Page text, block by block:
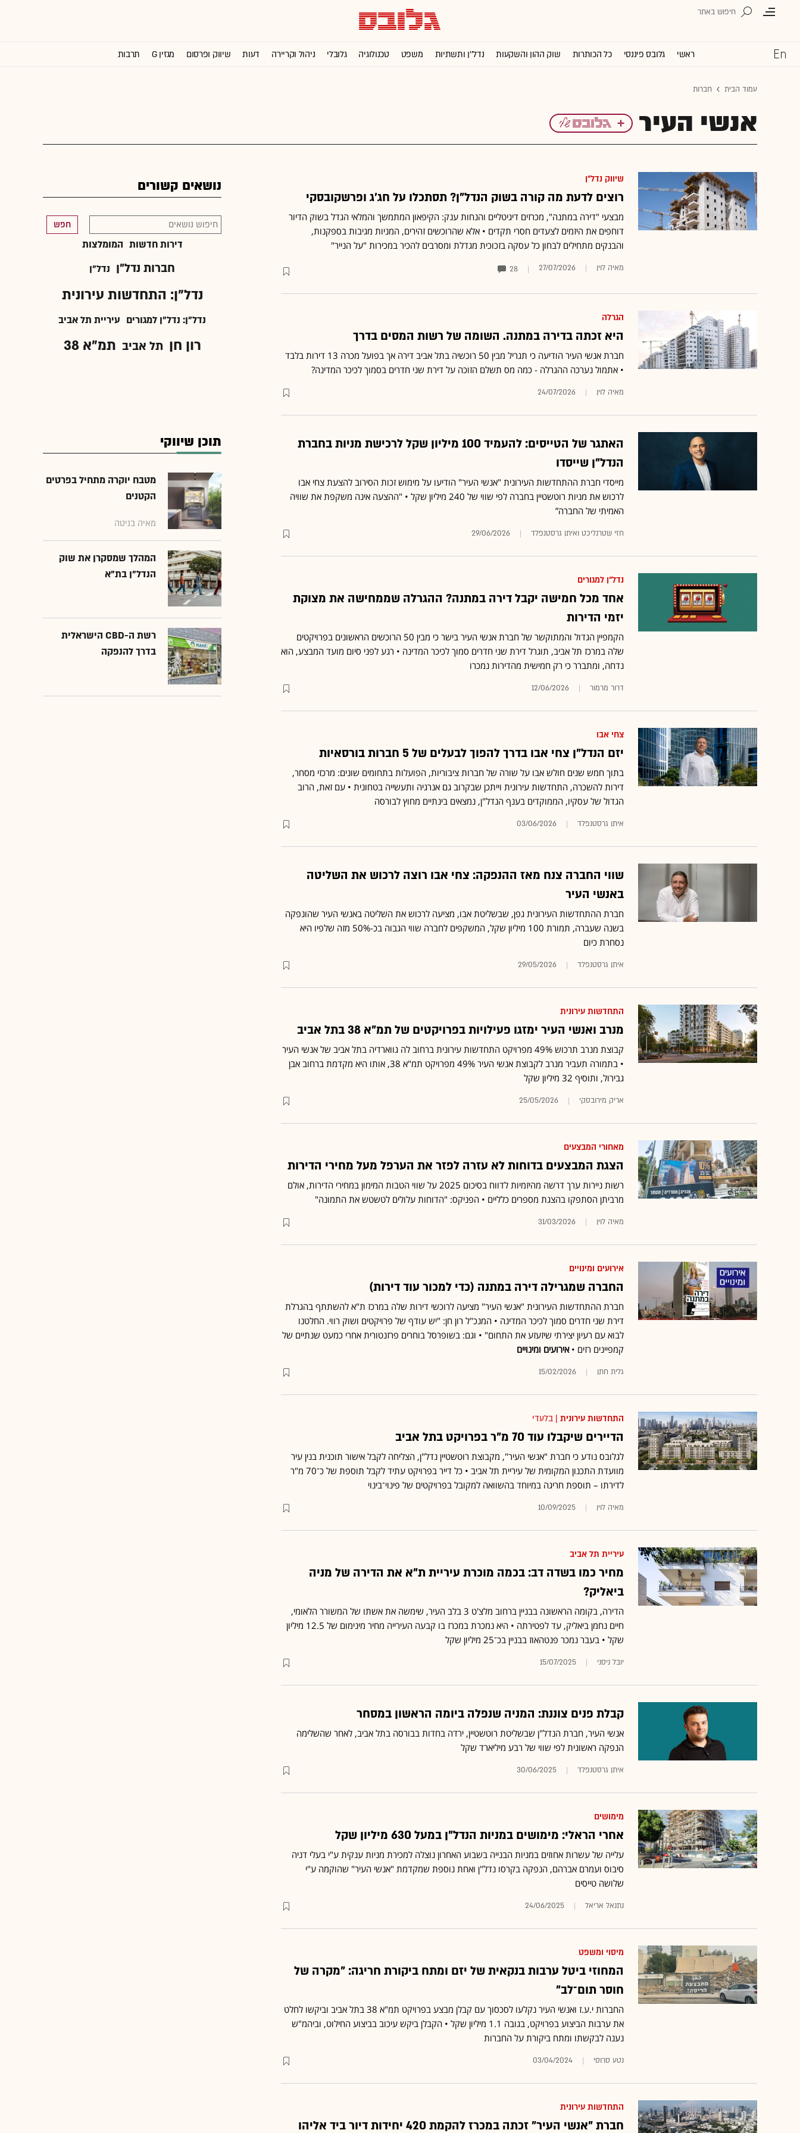
ראשי גלובס פיננסי כל הכותרות שוק ההון והשקעות נדל''ן ותשתיות משפט טכנולוגיה גלובלי ניהול וקריירה דעות שיווק ופרסום מגזין G תרבות
עמוד הבית חברות
אנשי העיר
שיווק נדל"ן
רוצים לדעת מה קורה בשוק הנדל"ן? תסתכלו על חג׳ג ופרשקובסקי
מבצעי "דירה במתנה", מכרזים דיגיטליים והנחות ענק: הקיפאון המתמשך והמלאי הגדל בשוק הדיור
דוחפים את היזמים לצעדים חסרי תקדים • אלא שהרוכשים זהירים, המניות מגיבות בספקנות,
והבנקים מתחילים לבחון כל עסקה בזכוכית מגדלת ומסרבים להכיר במכירות "על הנייר"
מאיה לוין 27/07/2026
28
הגרלה
היא זכתה בדירה במתנה. השומה של רשות המסים בדרך
חברת אנשי העיר הודיעה כי תגריל מבין 50 רוכשיה בתל אביב דירה אך בפועל מכרה 13 דירות בלבד
• אתמול נערכה ההגרלה - כמה מס תשלם הזוכה על דירת שני חדרים בסמוך לכיכר המדינה?
מאיה לוין 24/07/2026
האתגר של הטייסים: להעמיד 100 מיליון שקל לרכישת מניות בחברת
הנדל"ן שייסדו
מייסדי חברת ההתחדשות העירונית "אנשי העיר" הודיעו על מימוש זכות הסירוב להצעת צחי אבו
לרכוש את מניות רוטשטיין בחברה לפי שווי של 240 מיליון שקל • "ההצעה אינה משקפת את שוויה
האמיתי של החברה”
חזי שטרנליכט ואיתן גרסטנפלד 29/06/2026
נדל"ן למגורים
אחד מכל חמישה יקבל דירה במתנה? ההגרלה שממחישה את מצוקת
יזמי הדירות
הקמפיין הגדול והמתוקשר של חברת אנשי העיר בישר כי מבין 50 הרוכשים הראשונים בפרויקטים
שלה במרכז תל אביב, תוגרל דירת שני חדרים סמוך לכיכר המדינה • רגע לפני סיום מועד המבצע, הוא
נדחה, ומתברר כי רק חמישית מהדירות נמכרו
דרור מרמור 12/06/2026
צחי אבו
יזם הנדל"ן צחי אבו בדרך להפוך לבעלים של 5 חברות בורסאיות
בתוך חמש שנים חולש אבו על שורה של חברות ציבוריות, הפועלות בתחומים שונים: מרכזי מסחר,
דירות להשכרה, התחדשות עירונית וייתכן שבקרוב גם אנרגיה ותעשייה בטחונית • עם זאת, הרוב
הגדול של עסקיו, הממוקדים בענף הנדל"ן, נמצאים בינתיים מחוץ לבורסה
איתן גרסטנפלד 03/06/2026
שווי החברה צנח מאז ההנפקה: צחי אבו רוצה לרכוש את השליטה
באנשי העיר
חברת ההתחדשות העירונית גפן, שבשליטת אבו, מציעה לרכוש את השליטה באנשי העיר שהונפקה
בשנה שעברה, תמורת 100 מיליון שקל, המשקפים לחברה שווי הגבוה בכ-50% מזה שלפיו היא
נסחרת כיום
איתן גרסטנפלד 29/05/2026
התחדשות עירונית
מנרב ואנשי העיר ימזגו פעילויות בפרויקטים של תמ"א 38 בתל אביב
קבוצת מנרב תרכוש 49% מפרויקט התחדשות עירונית ברחוב לה גווארדיה בתל אביב של אנשי העיר
• בתמורה תעביר מנרב לקבוצת אנשי העיר 49% מפרויקט תמ"א 38, אותו היא מקדמת ברחוב אבן
גבירול, ותוסיף 32 מיליון שקל
אריק מירובסקי 25/05/2026
מאחורי המבצעים
הצגת המבצעים בדוחות לא עזרה לפזר את הערפל מעל מחירי הדירות
רשות ניירות ערך דרשה מהיזמיות לדווח בסיכום 2025 על שווי הטבות המימון במחירי הדירות, אולם
מרביתן הסתפקו בהצגת מספרים כלליים • הפניקס: "הדוחות עלולים לטשטש את התמונה"
מאיה לוין 31/03/2026
אירועים ומינויים
החברה שמגרילה דירה במתנה (כדי למכור עוד דירות)
חברת ההתחדשות העירונית "אנשי העיר" מציעה לרוכשי דירות שלה במרכז ת"א להשתתף בהגרלת
דירת שני חדרים סמוך לכיכר המדינה • המנכ"ל רון חן: "יש עודף של פרויקטים ושוק רווי. החלטנו
לבוא עם רעיון יצירתי שיזעזע את התחום" • וגם: בשופרסל בוחרים פרזנטורית אחרי כמעט שנתיים של
קמפיינים רזים •אירועים ומינויים
גלית חתן 15/02/2026
התחדשות עירונית | בלעדי
הדיירים שיקבלו עוד 70 מ"ר בפרויקט בתל אביב
לגלובס נודע כי חברת "אנשי העיר", מקבוצת רוטשטיין נדל"ן, הצליחה לקבל אישור תוכנית בנין עיר
מוועדת התכנון המקומית של עיריית תל אביב • כל דייר בפרויקט עתיד לקבל תוספת של כ־70 מ"ר
לדירתו – תוספת חריגה במיוחד בהשוואה למקובל בפרויקטים של פינוי־בינוי
מאיה לוין 10/09/2025
עיריית תל אביב
מחיר כמו בשדה דב: בכמה מוכרת עיריית ת"א את הדירה של מניה
ביאליק?
הדירה, בקומה הראשונה בבניין ברחוב מלצ'ט 3 בלב העיר, שימשה את אשתו של המשורר הלאומי,
חיים נחמן ביאליק, עד לפטירתה • היא נמכרת במכרז בו קבעה העירייה מחיר מינימום של 12.5 מיליון
שקל • בעבר נמכר פנטהאוז בבניין בכ־25 מיליון שקל
יובל ניסני 15/07/2025
קבלת פנים צוננת: המניה שנפלה ביומה הראשון במסחר
אנשי העיר, חברת הנדל"ן שבשליטת רוטשטיין, ירדה בחדות בבורסה בתל אביב, לאחר שהשלימה
הנפקה ראשונית לפי שווי של רבע מיליארד שקל
איתן גרסטנפלד 30/06/2025
מימושים
אחרי הראלי: מימושים במניות הנדל"ן במעל 630 מיליון שקל
עלייה של עשרות אחוזים במניות הבנייה בשבוע האחרון נוצלה למכירת מניות ענקית ע"י בעלי דניה
סיבוס ועמרם אברהם, הנפקה בקרסו נדל"ן ואחת נוספת שמקדמת "אנשי העיר" שהוקמה ע"י
שלושה טייסים
נתנאל אריאל 24/06/2025
מיסוי ומשפט
המחוזי ביטל ערבות בנקאית של יזם ומתח ביקורת חריגה: "מקרה של
חוסר תום־לב"
החברות י.ע.ז ואנשי העיר נקלעו לסכסוך עם קבלן מבצע בפרויקט תמ"א 38 בתל אביב וביקשו לחלט
את ערבות הביצוע בפרויקט, בגובה 1.1 מיליון שקל • הקבלן ביקש עיכוב בביצוע החילוט, וביהמ"ש
נענה לבקשתו ומתח ביקורת על החברות
נטע סרוסי 03/04/2024
התחדשות עירונית
חברת "אנשי העיר" זכתה במכרז להקמת 420 יחידות דיור ביד אליהו
נושאים קשורים
חפש
דירות חדשות המומלצות
חברות נדל"ן נדל"ן
נדל"ן: התחדשות עירונית
נדל"ן: נדל"ן למגורים עיריית תל אביב
רון חן תל אביב תמ"א 38
תוכן שיווקי
מטבח יוקרה מתחיל בפרטים
הקטנים
מאיה בניטה
המהלך שמסקרן את שוק
הנדל"ן בת"א
רשת ה-CBD הישראלית
בדרך להנפקה